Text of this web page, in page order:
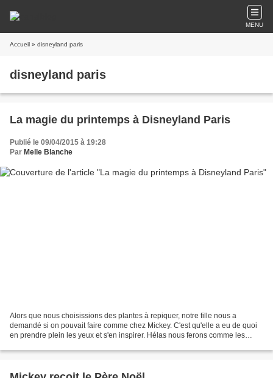
MENU
Accueil » disneyland paris
disneyland paris
La magie du printemps à Disneyland Paris
Publié le 09/04/2015 à 19:28
Par Melle Blanche
Alors que nous choisissions des plantes à repiquer, notre fille nous a
demandé si on pouvait faire comme chez Mickey. C'est qu'elle a eu de quoi
en prendre plein les yeux et s'en inspirer. Hélas nous ferons comme les